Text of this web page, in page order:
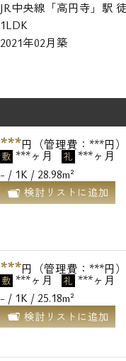
JR中央線「高円寺」駅
1LDK
2021年02月築
***円（管理費：***円）
敷 ***ヶ月 礼 ***ヶ月
- / 1K / 28.98m²
検討リストに追加
***円（管理費：***円）
敷 ***ヶ月 礼 ***ヶ月
- / 1K / 25.18m²
検討リストに追加